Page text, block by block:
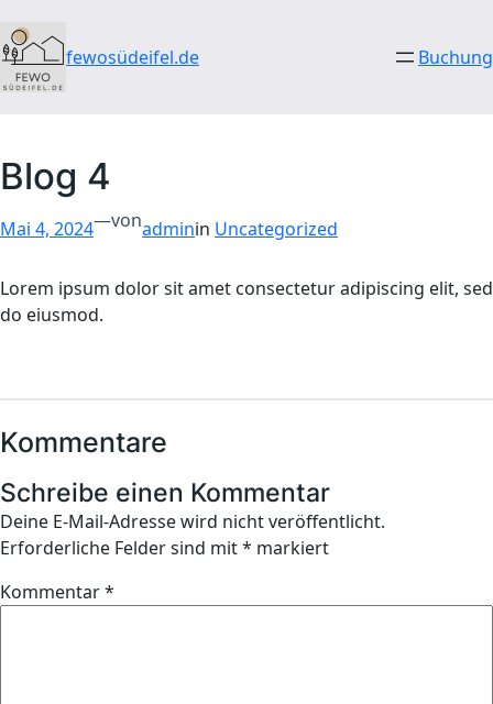
zum
Inhalt
wechseln
fewosüdeifel.de Buchung
Blog 4
Mai 4, 2024—vonadminin Uncategorized
Lorem ipsum dolor sit amet consectetur adipiscing elit, sed
do eiusmod.
Kommentare
Schreibe einen Kommentar
Deine E-Mail-Adresse wird nicht veröffentlicht.
Erforderliche Felder sind mit* markiert
Kommentar*